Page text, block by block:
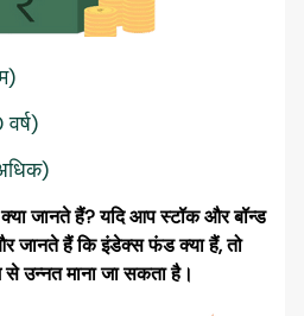
जानते हैं? यदि आप स्टॉक और बॉन्ड
जानते हैं कि इंडेक्स फंड क्या हैं, तो
उन्नत माना जा सकता है।